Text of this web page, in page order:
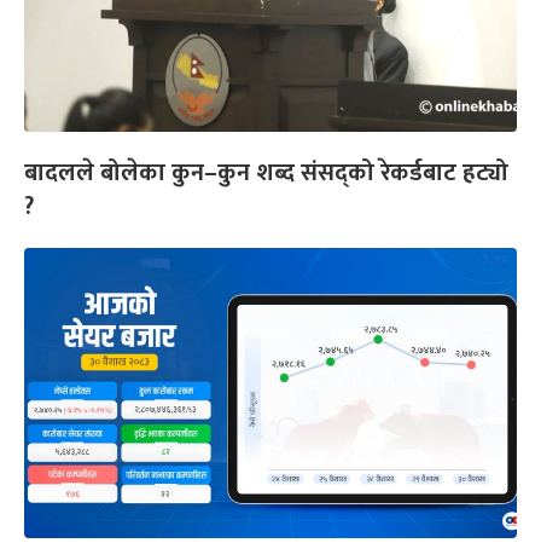
बादलले बोलेका कुन–कुन शब्द संसद्को रेकर्डबाट हट्यो
?